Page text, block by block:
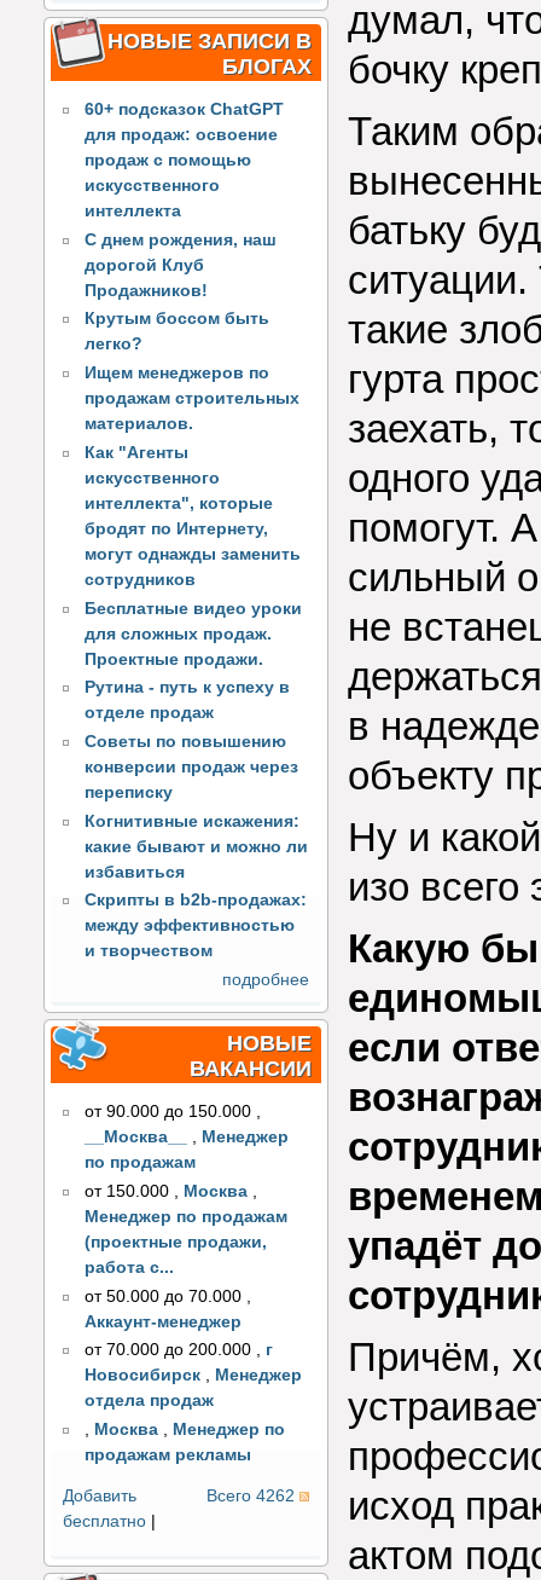
НОВЫЕ ЗАПИСИ В
БЛОГАХ
60+ подсказок ChatGPT
для продаж: освоение
продаж с помощью
искусственного
интеллекта
С днем рождения, наш
дорогой Клуб
Продажников!
Крутым боссом быть
легко?
Ищем менеджеров по
продажам строительных
материалов.
Как "Агенты
искусственного
интеллекта", которые
бродят по Интернету,
могут однажды заменить
сотрудников
Бесплатные видео уроки
для сложных продаж.
Проектные продажи.
Рутина - путь к успеху в
отделе продаж
Советы по повышению
конверсии продаж через
переписку
Когнитивные искажения:
какие бывают и можно ли
избавиться
Скрипты в b2b-продажах:
между эффективностью
и творчеством
подробнее
НОВЫЕ
ВАКАНСИИ
от 90.000 до 150.000 ,
__Москва__
, Менеджер
по продажам
от 150.000
Москва
Менеджер по продажам
(проектные продажи,
работа с...
от 50.000 до 70.000
Аккаунт-менеджер
от 70.000 до 200.000 , г
Новосибирск , Менеджер
отдела продаж
, Москва , Менеджер по
продажам рекламы
Всего 4262
Добавить
бесплатно
думал,
бочку
Таким
батьку
такие
гурта
заехать,
одного
помогут.
сильный
не
в
объекту
Ну и
изо всего
Какую
если
упадёт
Причём,
исход
актом